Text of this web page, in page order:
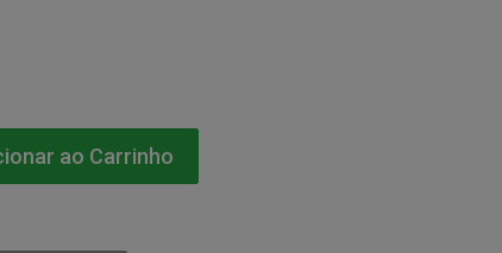
ao Carrinho